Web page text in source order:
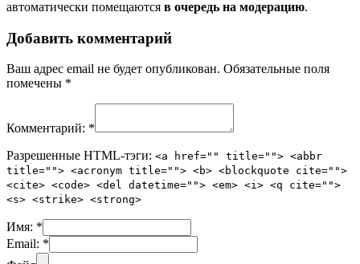
автоматически помещаются в очередь на модерацию.
Добавить комментарий
Ваш адрес email не будет опубликован. Обязательные поля
помечены *
Комментарий: *
Разрешенные HTML-тэги: <a href="" title=""> <abbr
title=""> <acronym title=""> <b> <blockquote cite="">
<cite> <code> <del datetime=""> <em> <i> <q cite="">
<s> <strike> <strong>
Имя: *
Email: *